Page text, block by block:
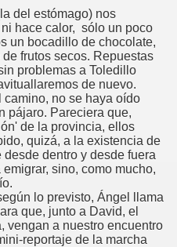
del estómago) nos
hace calor, sólo un poco
un bocadillo de chocolate,
frutos secos. Repuestas
problemas a Toledillo
de nuevo.
no se haya oído
pájaro. Pareciera que,
de la provincia, ellos
quizá, a la existencia de
dentro y desde fuera
sino, como mucho,
lo previsto, Ángel llama
que, junto a David, el
vengan a nuestro encuentro
reportaje de la marcha